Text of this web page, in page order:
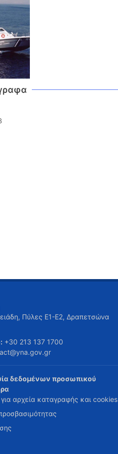
Πύλες Ε1-Ε2, Δραπετσώνα
+30 213 137 1700
δεδομένων προσωπικού
για αρχεία καταγραφής και cookies